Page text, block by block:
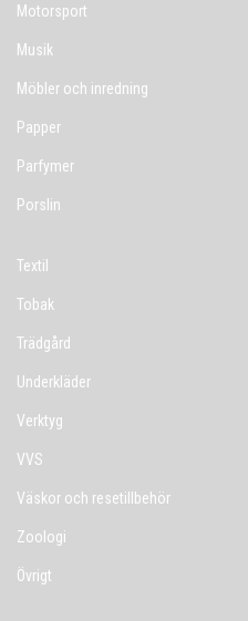
Motorsport
Musik
Möbler och inredning
Papper
Parfymer
Porslin
Textil
Tobak
Trädgård
Underkläder
Verktyg
VVS
Väskor och resetillbehör
Zoologi
Övrigt